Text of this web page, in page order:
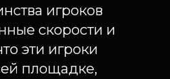
игроков
скорости и
эти игроки
площадке,